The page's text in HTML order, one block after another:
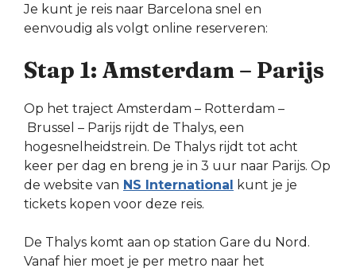
Je kunt je reis naar Barcelona snel en
eenvoudig als volgt online reserveren:
Stap 1: Amsterdam – Parijs
Op het traject Amsterdam – Rotterdam –
Brussel – Parijs rijdt de Thalys, een
hogesnelheidstrein. De Thalys rijdt tot acht
keer per dag en breng je in 3 uur naar Parijs. Op
de website van NS International kunt je je
tickets kopen voor deze reis.
De Thalys komt aan op station Gare du Nord.
Vanaf hier moet je per metro naar het